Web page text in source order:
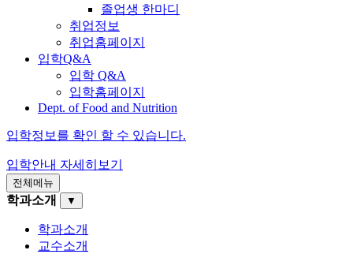
졸업생 한마디
취업정보
취업홈페이지
입학Q&A
입학 Q&A
입학홈페이지
Dept. of Food and Nutrition
입학정보를 확인 할 수 있습니다.
입학안내 자세히보기
전체메뉴
학과소개 ▼
학과소개
교수소개